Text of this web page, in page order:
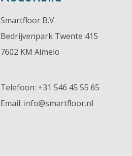
Smartfloor B.V.
Bedrijvenpark Twente 415
7602 KM Almelo
Telefoon: +31 546 45 55 65
Email: info@smartfloor.nl